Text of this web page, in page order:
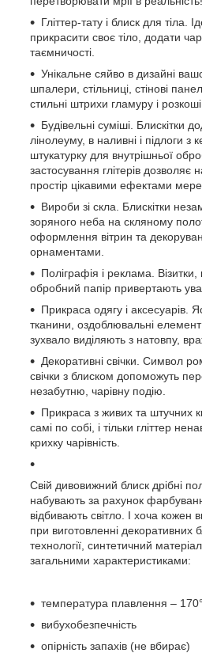
Гліттер-тату і блиск для тіла.
прикрасити своє тіло, додати
таємничості.
Унікальне сяйво в дизайні
шпалери, стільниці, стінові
стильні штрихи гламуру і розкоші.
Будівельні суміші. Блискітки
лінолеуму, в наливні і підлоги з
штукатурку для внутрішньої
застосування глітерів
простір цікавими ефектами
Вироби зі скла. Блискітки
зоряного неба на скляному
оформлення вітрин та
орнаментами.
Поліграфія і реклама. Візитки,
обробний папір привертають
Прикраса одягу і аксесуарів.
тканини, оздоблювальні
зухвало виділяють з натовпу,
Декоративні свічки. Символ
свічки з блиском допоможуть
незабутню, чарівну подію.
Прикраса з живих та штучних
самі по собі, і тільки гліттер
крихку чарівність.
Свій дивовижний блиск дрібні
набувають за рахунок
відбивають світло. І хоча кожен
при виготовленні декоративних
технології, синтетичний
загальними характеристиками:
температура плавлення – 170°
вибухобезпечність
опірність запахів (не вбирає)